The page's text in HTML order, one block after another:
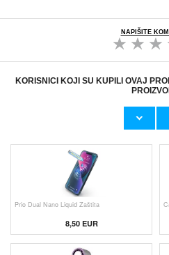
NAPIŠITE
KORISNICI KOJI SU KUPILI OVAJ
Prio Dual Nano Liquid Zaštita
8,50 EUR